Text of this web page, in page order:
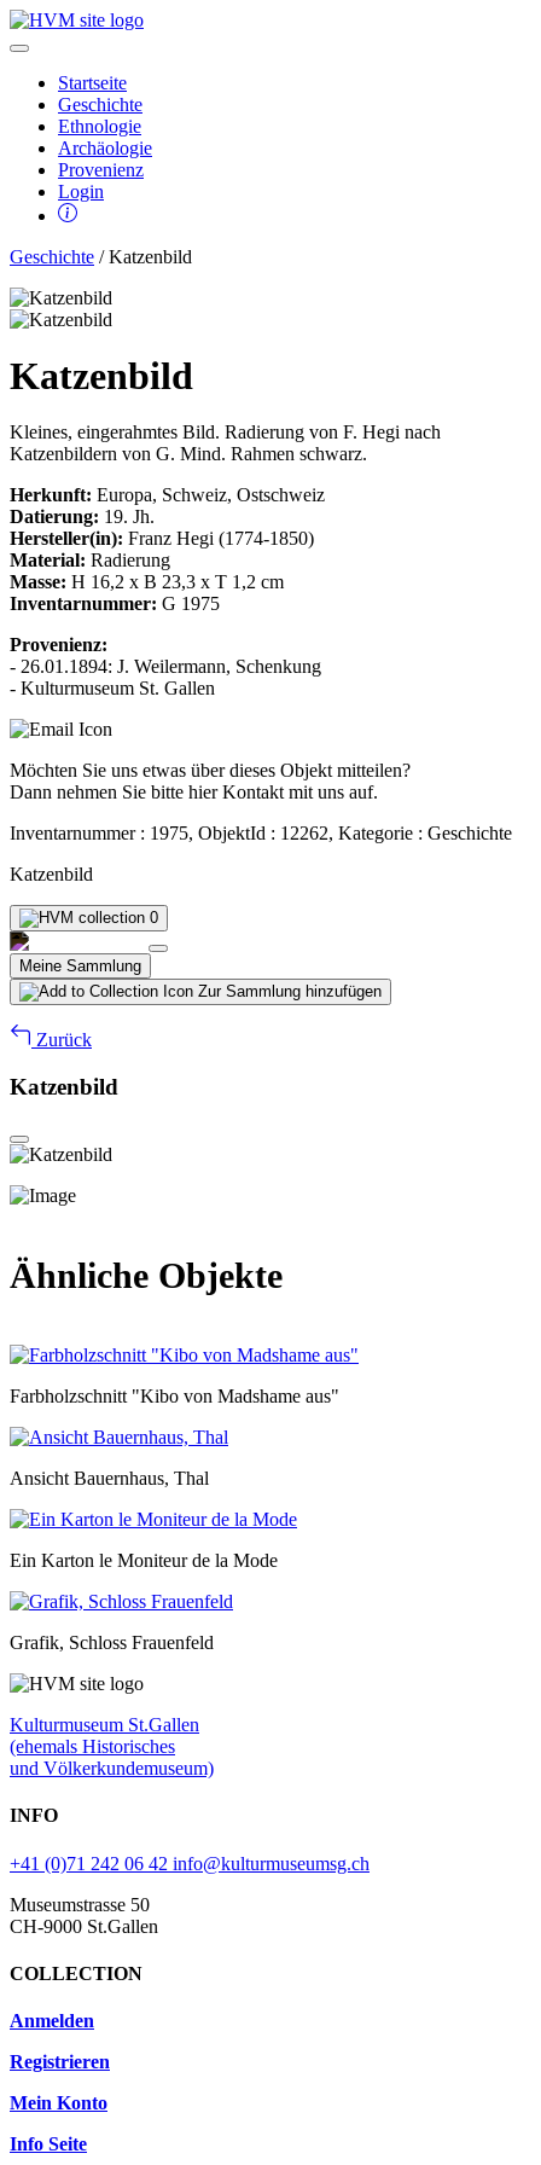
Startseite
Geschichte
Ethnologie
Archäologie
Provenienz
Login
Geschichte / Katzenbild
Katzenbild
Kleines, eingerahmtes Bild. Radierung von F. Hegi nach
Katzenbildern von G. Mind. Rahmen schwarz.
Herkunft: Europa, Schweiz, Ostschweiz
Datierung: 19. Jh.
Hersteller(in): Franz Hegi (1774-1850)
Material: Radierung
Masse: H 16,2 x B 23,3 x T 1,2 cm
Inventarnummer: G 1975
Provenienz:
- 26.01.1894: J. Weilermann, Schenkung
- Kulturmuseum St. Gallen
Möchten Sie uns etwas über dieses Objekt mitteilen?
Dann nehmen Sie bitte hier Kontakt mit uns auf.
Inventarnummer : 1975, ObjektId : 12262, Kategorie : Geschichte
Katzenbild
0
Meine Sammlung
Zur Sammlung hinzufügen
Zurück
Katzenbild
Ähnliche Objekte
Farbholzschnitt "Kibo von Madshame aus"
Ansicht Bauernhaus, Thal
Ein Karton le Moniteur de la Mode
Grafik, Schloss Frauenfeld
Kulturmuseum St.Gallen
(ehemals Historisches
und Völkerkundemuseum)
INFO
+41 (0)71 242 06 42 info@kulturmuseumsg.ch
Museumstrasse 50
CH-9000 St.Gallen
COLLECTION
Anmelden
Registrieren
Mein Konto
Info Seite